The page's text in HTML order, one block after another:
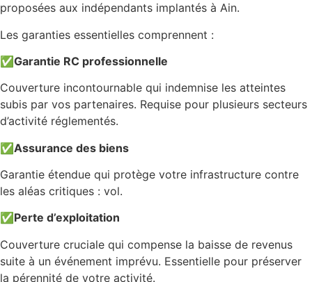
proposées aux indépendants implantés à Ain.
Les garanties essentielles comprennent :
✅Garantie RC professionnelle
Couverture incontournable qui indemnise les atteintes
subis par vos partenaires. Requise pour plusieurs secteurs
d’activité réglementés.
✅Assurance des biens
Garantie étendue qui protège votre infrastructure contre
les aléas critiques : vol.
✅ Perte d’exploitation
Couverture cruciale qui compense la baisse de revenus
suite à un événement imprévu. Essentielle pour préserver
la pérennité de votre activité.